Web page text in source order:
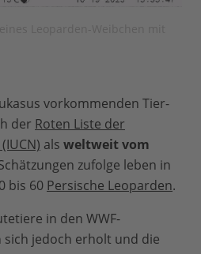
vorkommenden Tier-
der Roten Liste der
als weltweit vom
zufolge leben in
bis 60 Persische Leoparden.
in den WWF-
jedoch erholt und die